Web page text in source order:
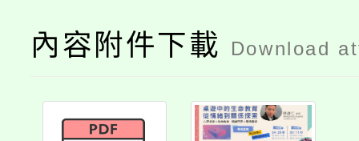
內容附件下載 Download